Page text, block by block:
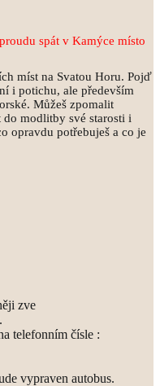
spát v Kamýce místo
míst na Svatou Horu. Pojď
i potichu, ale především
Můžeš zpomalit
modlitby své starosti i
opravdu potřebuješ a co je
zve
telefonním čísle :
vypraven autobus.